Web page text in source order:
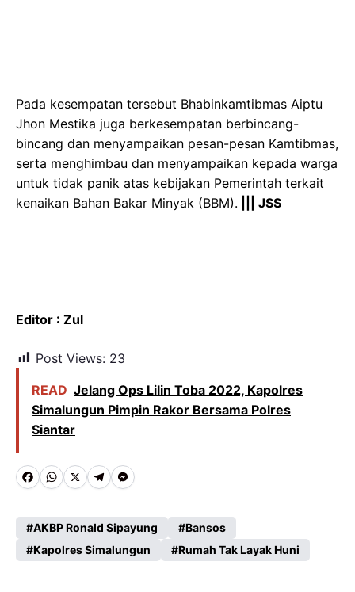
Pada kesempatan tersebut Bhabinkamtibmas Aiptu
Jhon Mestika juga berkesempatan berbincang-
bincang dan menyampaikan pesan-pesan Kamtibmas,
serta menghimbau dan menyampaikan kepada warga
untuk tidak panik atas kebijakan Pemerintah terkait
kenaikan Bahan Bakar Minyak (BBM). ||| JSS
Editor : Zul
Post Views: 23
READ Jelang Ops Lilin Toba 2022, Kapolres
Simalungun Pimpin Rakor Bersama Polres
Siantar
F
c
e
W
a
t
X T
l
e
M
s
s
AKBP Ronald Sipayung
Bansos
Kapolres Simalungun
Rumah Tak Layak Huni